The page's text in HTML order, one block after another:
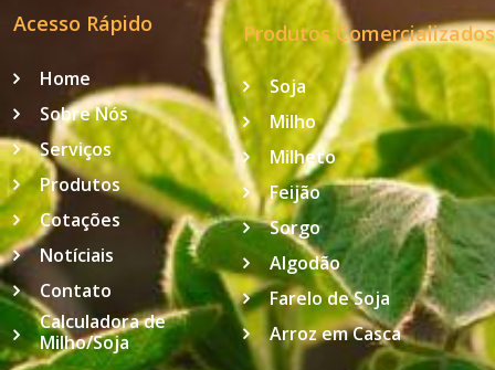
Acesso Rápido
Home
Sobre Nós
Serviços
Produtos
Cotações
Notíciais
Contato
Calculadora de
Milho/Soja
Produtos Comercializados
Soja
Milho
Milheto
Feijão
Sorgo
Algodão
Farelo de Soja
Arroz em Casca